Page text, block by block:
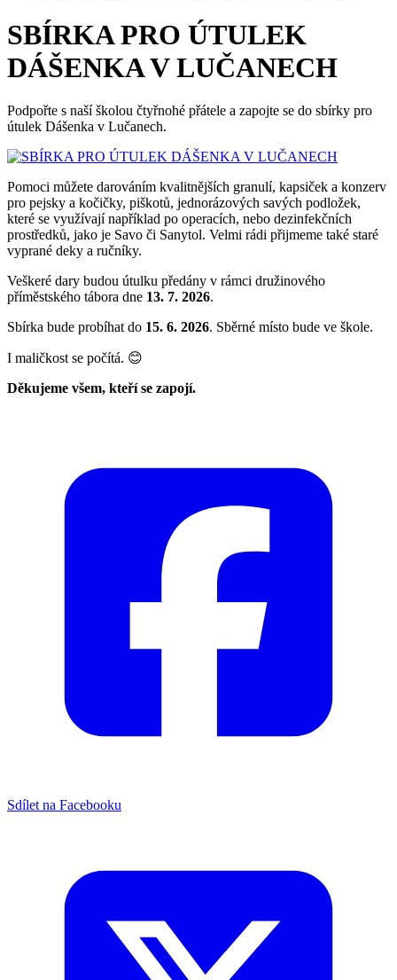
SBÍRKA PRO ÚTULEK
DÁŠENKA V LUČANECH
Podpořte s naší školou čtyřnohé přátele a zapojte se do sbírky pro
útulek Dášenka v Lučanech.
Pomoci můžete darováním kvalitnějších granulí, kapsiček a konzerv
pro pejsky a kočičky, piškotů, jednorázových savých podložek,
které se využívají například po operacích, nebo dezinfekčních
prostředků, jako je Savo či Sanytol. Velmi rádi přijmeme také staré
vyprané deky a ručníky.
Veškeré dary budou útulku předány v rámci družinového
příměstského tábora dne 13. 7. 2026.
Sbírka bude probíhat do 15. 6. 2026. Sběrné místo bude ve škole.
I maličkost se počítá. 😊
Děkujeme všem, kteří se zapojí.
Sdílet na Facebooku